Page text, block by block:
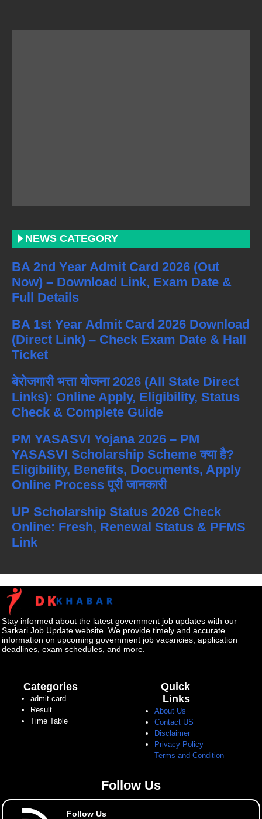
NEWS CATEGORY
BA 2nd Year Admit Card 2026 (Out
Now) – Download Link, Exam Date &
Full Details
BA 1st Year Admit Card 2026 Download
(Direct Link) – Check Exam Date & Hall
Ticket
बेरोजगारी भत्ता योजना 2026 (All State Direct
Links): Online Apply, Eligibility, Status
Check & Complete Guide
PM YASASVI Yojana 2026 – PM
YASASVI Scholarship Scheme क्या है?
Eligibility, Benefits, Documents, Apply
Online Process पूरी जानकारी
UP Scholarship Status 2026 Check
Online: Fresh, Renewal Status & PFMS
Link
Stay informed about the latest government job updates with our
Sarkari Job Update website. We provide timely and accurate
information on upcoming government job vacancies, application
deadlines, exam schedules, and more.
Categories
admit card
Result
Time Table
Quick
Links
About Us
Contact US
Disclaimer
Privacy Policy
Terms and Condition
Follow Us
Follow Us